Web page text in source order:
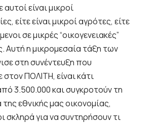
αυτοί είναι μικροί
είτε είναι μικροί αγρότες, είτε
σε μικρές “οικογενειακές”
Αυτή η μικρομεσαία τάξη των
στη συνέντευξη που
ΠΟΛΙΤΗ, είναι κάτι
3.500.000 και συγκροτούν τη
εθνικής μας οικονομίας,
σκληρά για να συντηρήσουν τι